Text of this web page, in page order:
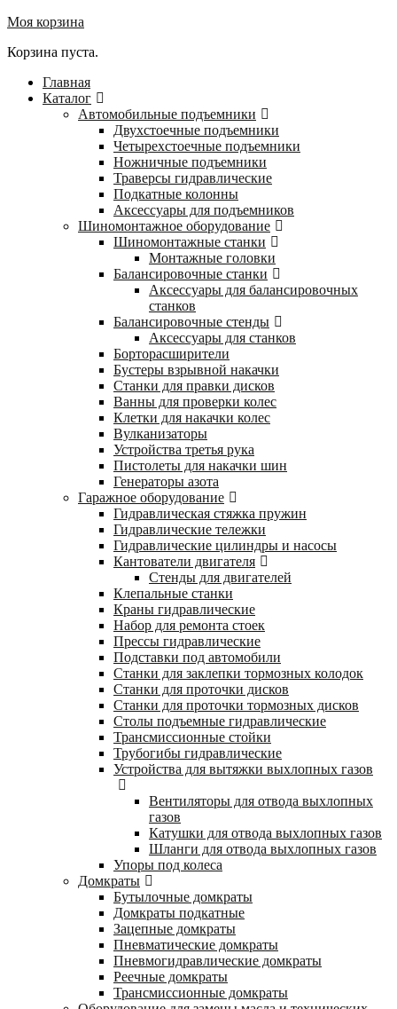
Моя корзина
Корзина пуста.
Главная
Каталог
Автомобильные подъемники
Двухстоечные подъемники
Четырехстоечные подъемники
Ножничные подъемники
Траверсы гидравлические
Подкатные колонны
Аксессуары для подъемников
Шиномонтажное оборудование
Шиномонтажные станки
Монтажные головки
Балансировочные станки
Аксессуары для балансировочных
станков
Балансировочные стенды
Аксессуары для станков
Борторасширители
Бустеры взрывной накачки
Станки для правки дисков
Ванны для проверки колес
Клетки для накачки колес
Вулканизаторы
Устройства третья рука
Пистолеты для накачки шин
Генераторы азота
Гаражное оборудование
Гидравлическая стяжка пружин
Гидравлические тележки
Гидравлические цилиндры и насосы
Кантователи двигателя
Стенды для двигателей
Клепальные станки
Краны гидравлические
Набор для ремонта стоек
Прессы гидравлические
Подставки под автомобили
Станки для заклепки тормозных колодок
Станки для проточки дисков
Станки для проточки тормозных дисков
Столы подъемные гидравлические
Трансмиссионные стойки
Трубогибы гидравлические
Устройства для вытяжки выхлопных газов
Вентиляторы для отвода выхлопных
газов
Катушки для отвода выхлопных газов
Шланги для отвода выхлопных газов
Упоры под колеса
Домкраты
Бутылочные домкраты
Домкраты подкатные
Зацепные домкраты
Пневматические домкраты
Пневмогидравлические домкраты
Реечные домкраты
Трансмиссионные домкраты